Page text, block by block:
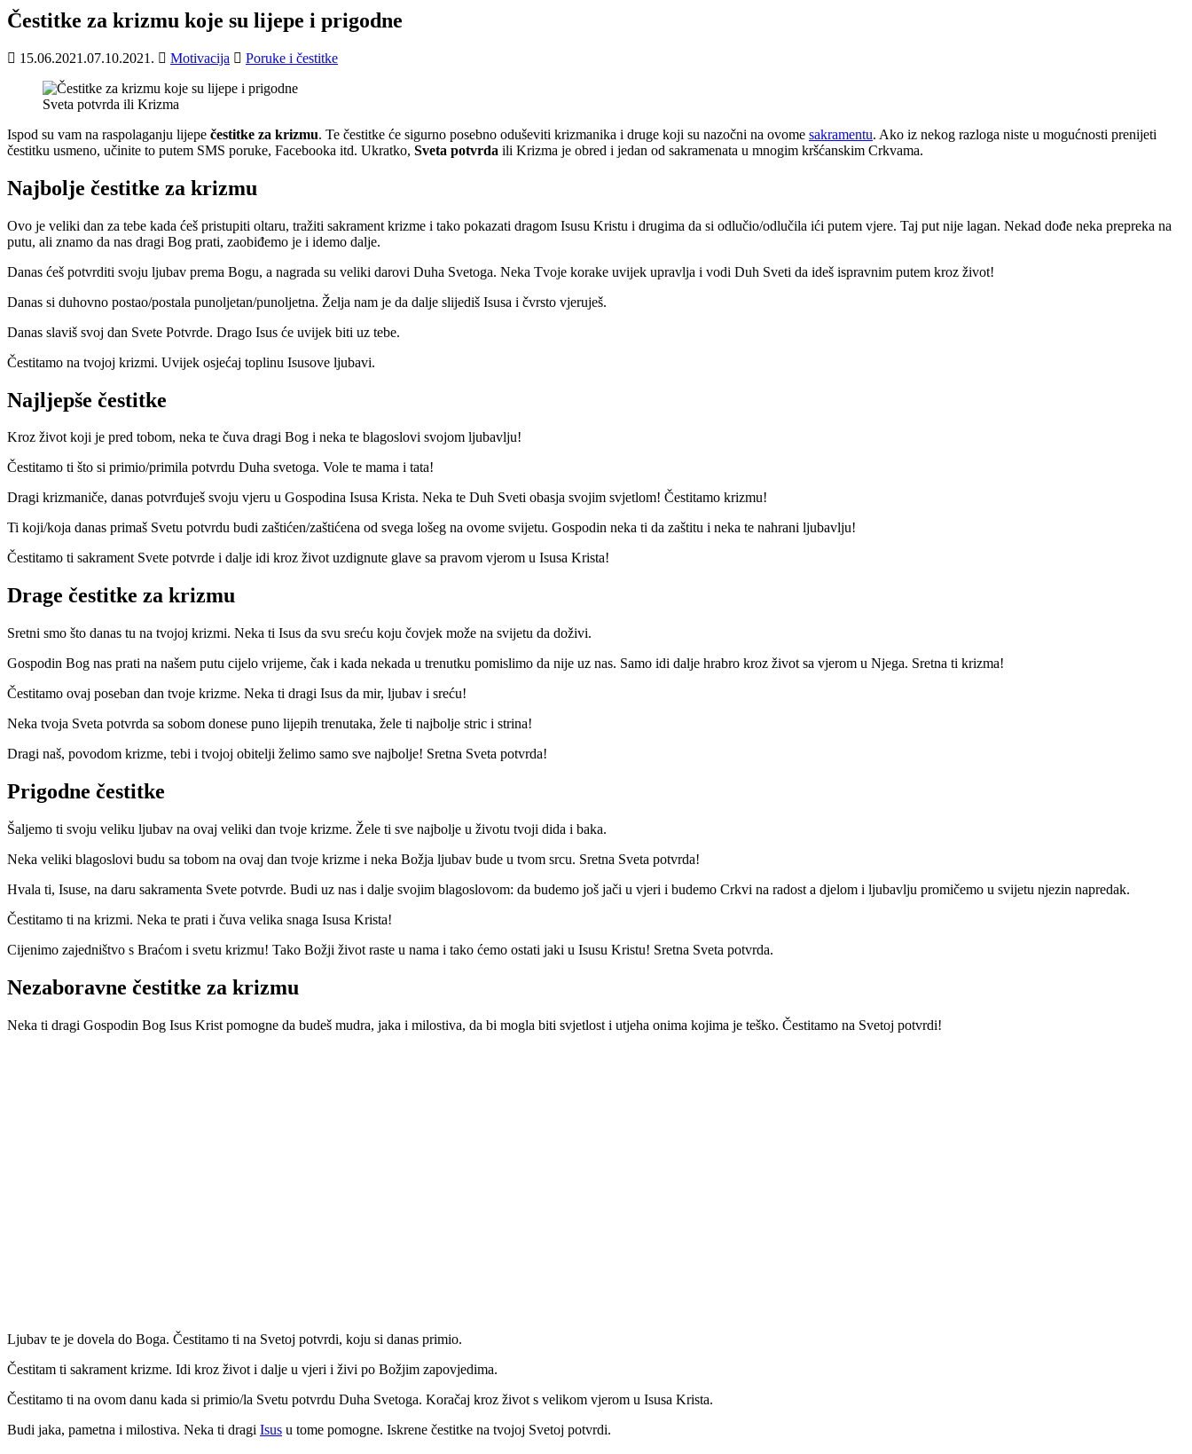
Čestitke za krizmu koje su lijepe i prigodne
15.06.2021.07.10.2021. Motivacija Poruke i čestitke
Sveta potvrda ili Krizma
Ispod su vam na raspolaganju lijepe čestitke za krizmu. Te čestitke će sigurno posebno oduševiti krizmanika i druge koji su nazočni na ovome sakramentu. Ako iz nekog razloga niste u mogućnosti prenijeti
čestitku usmeno, učinite to putem SMS poruke, Facebooka itd. Ukratko, Sveta potvrda ili Krizma je obred i jedan od sakramenata u mnogim kršćanskim Crkvama.
Najbolje čestitke za krizmu
Ovo je veliki dan za tebe kada ćeš pristupiti oltaru, tražiti sakrament krizme i tako pokazati dragom Isusu Kristu i drugima da si odlučio/odlučila ići putem vjere. Taj put nije lagan. Nekad dođe neka prepreka na
putu, ali znamo da nas dragi Bog prati, zaobiđemo je i idemo dalje.
Danas ćeš potvrditi svoju ljubav prema Bogu, a nagrada su veliki darovi Duha Svetoga. Neka Tvoje korake uvijek upravlja i vodi Duh Sveti da ideš ispravnim putem kroz život!
Danas si duhovno postao/postala punoljetan/punoljetna. Želja nam je da dalje slijediš Isusa i čvrsto vjeruješ.
Danas slaviš svoj dan Svete Potvrde. Drago Isus će uvijek biti uz tebe.
Čestitamo na tvojoj krizmi. Uvijek osjećaj toplinu Isusove ljubavi.
Najljepše čestitke
Kroz život koji je pred tobom, neka te čuva dragi Bog i neka te blagoslovi svojom ljubavlju!
Čestitamo ti što si primio/primila potvrdu Duha svetoga. Vole te mama i tata!
Dragi krizmaniče, danas potvrđuješ svoju vjeru u Gospodina Isusa Krista. Neka te Duh Sveti obasja svojim svjetlom! Čestitamo krizmu!
Ti koji/koja danas primaš Svetu potvrdu budi zaštićen/zaštićena od svega lošeg na ovome svijetu. Gospodin neka ti da zaštitu i neka te nahrani ljubavlju!
Čestitamo ti sakrament Svete potvrde i dalje idi kroz život uzdignute glave sa pravom vjerom u Isusa Krista!
Drage čestitke za krizmu
Sretni smo što danas tu na tvojoj krizmi. Neka ti Isus da svu sreću koju čovjek može na svijetu da doživi.
Gospodin Bog nas prati na našem putu cijelo vrijeme, čak i kada nekada u trenutku pomislimo da nije uz nas. Samo idi dalje hrabro kroz život sa vjerom u Njega. Sretna ti krizma!
Čestitamo ovaj poseban dan tvoje krizme. Neka ti dragi Isus da mir, ljubav i sreću!
Neka tvoja Sveta potvrda sa sobom donese puno lijepih trenutaka, žele ti najbolje stric i strina!
Dragi naš, povodom krizme, tebi i tvojoj obitelji želimo samo sve najbolje! Sretna Sveta potvrda!
Prigodne čestitke
Šaljemo ti svoju veliku ljubav na ovaj veliki dan tvoje krizme. Žele ti sve najbolje u životu tvoji dida i baka.
Neka veliki blagoslovi budu sa tobom na ovaj dan tvoje krizme i neka Božja ljubav bude u tvom srcu. Sretna Sveta potvrda!
Hvala ti, Isuse, na daru sakramenta Svete potvrde. Budi uz nas i dalje svojim blagoslovom: da budemo još jači u vjeri i budemo Crkvi na radost a djelom i ljubavlju promičemo u svijetu njezin napredak.
Čestitamo ti na krizmi. Neka te prati i čuva velika snaga Isusa Krista!
Cijenimo zajedništvo s Braćom i svetu krizmu! Tako Božji život raste u nama i tako ćemo ostati jaki u Isusu Kristu! Sretna Sveta potvrda.
Nezaboravne čestitke za krizmu
Neka ti dragi Gospodin Bog Isus Krist pomogne da budeš mudra, jaka i milostiva, da bi mogla biti svjetlost i utjeha onima kojima je teško. Čestitamo na Svetoj potvrdi!
Ljubav te je dovela do Boga. Čestitamo ti na Svetoj potvrdi, koju si danas primio.
Čestitam ti sakrament krizme. Idi kroz život i dalje u vjeri i živi po Božjim zapovjedima.
Čestitamo ti na ovom danu kada si primio/la Svetu potvrdu Duha Svetoga. Koračaj kroz život s velikom vjerom u Isusa Krista.
Budi jaka, pametna i milostiva. Neka ti dragi Isus u tome pomogne. Iskrene čestitke na tvojoj Svetoj potvrdi.